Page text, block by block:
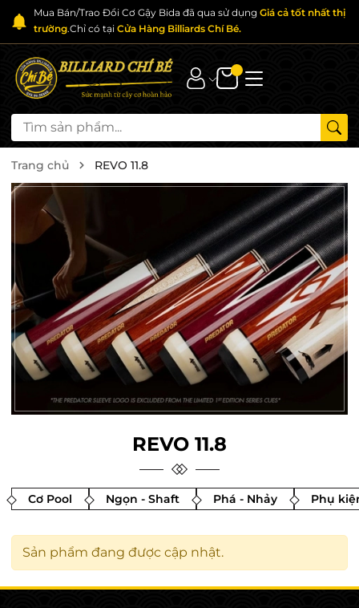
Mua Bán/Trao Đổi Cơ Gậy Bida đã qua sử dụng Giá cả tốt nhất thị
trường.Chỉ có tại Cửa Hàng Billiards Chí Bé.
Trang chủ REVO 11.8
REVO 11.8
Cơ Pool Ngọn - Shaft Phá - Nhảy Phụ
Sản phẩm đang được cập nhật.